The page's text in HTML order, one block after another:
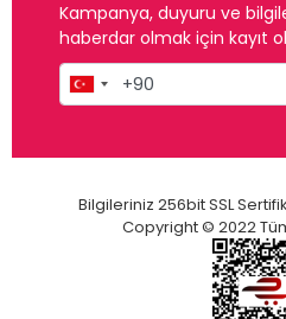
Kampanya, duyuru ve
haberdar olmak için kayıt
Bilgileriniz 256bit SSL
Copyright © 2022